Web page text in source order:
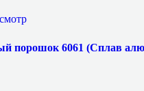
порошок 6061 (Сплав